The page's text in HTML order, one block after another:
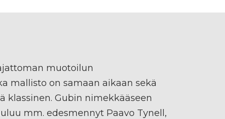
muotoilun
mallisto on samaan aikaan sekä
klassinen. Gubin nimekkääseen
mm. edesmennyt Paavo Tynell,